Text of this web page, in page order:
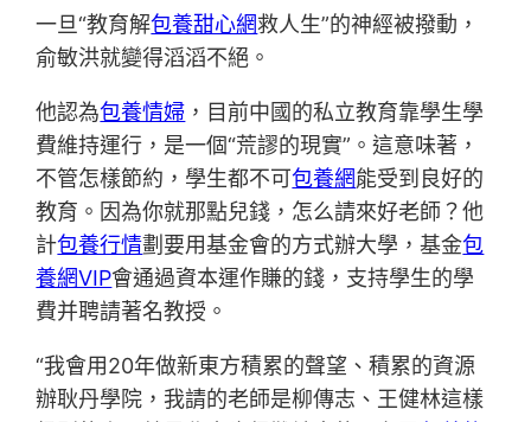
一旦“教育解包養甜心網救人生”的神經被撥動，
俞敏洪就變得滔滔不絕。
他認為包養情婦 ，目前中國的私立教育靠學生學
費維持運行，是一個“荒謬的現實”。這意味著，
不管怎樣節約，學生都不可包養網能受到良好的
教育。因為你就那點兒錢，怎么請來好老師？他
計包養行情劃要用基金會的方式辦大學，基金包
養網VIP會通過資本運作賺的錢，支持學生的學
費并聘請著名教授。
“我會用20年做新東方積累的聲望、積累的資源
辦耿丹學院，我請的老師是柳傳志、王健林這樣